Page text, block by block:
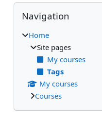
Blocks
Skip Navigation
Navigation
Home
Site pages
My courses
Tags
My courses
Courses